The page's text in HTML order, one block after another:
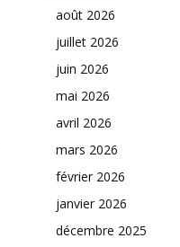
août 2026
juillet 2026
juin 2026
mai 2026
avril 2026
mars 2026
février 2026
janvier 2026
décembre 2025